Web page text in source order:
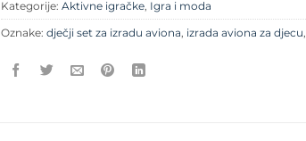
Kategorije: Aktivne igračke, Igra i moda
Oznake: dječji set za izradu aviona, izrada aviona za djecu,